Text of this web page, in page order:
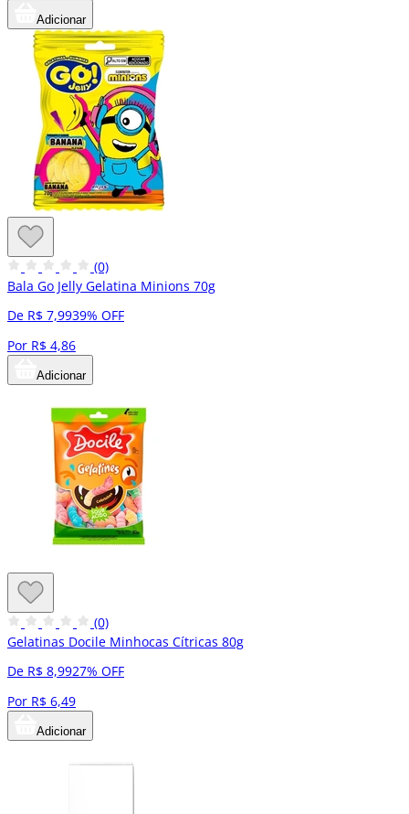
Adicionar
(0)
Bala Go Jelly Gelatina Minions 70g
De R$ 7,9939% OFF
Por R$ 4,86
Adicionar
(0)
Gelatinas Docile Minhocas Cítricas 80g
De R$ 8,9927% OFF
Por R$ 6,49
Adicionar